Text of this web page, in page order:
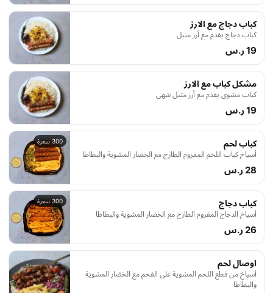
كباب دجاج مع الارز
كباب دجاج يقدم مع أرز متبل
19 ر.س
مشكل كباب مع الارز
كباب مشوي يقدم مع أرز متبل شهي
19 ر.س
300 سعرة كباب لحم
أسياخ كباب اللحم المفروم الطازج مع الخضار المشوية والبطاطا
28 ر.س
300 سعرة كباب دجاج
أسياخ الدجاج المفروم الطازج مع الخضار المشوية والبطاطا
26 ر.س
اوصال لحم
أسياخ من قطع اللحم المشوية على الفحم مع الخضار المشوية
والبطاطا